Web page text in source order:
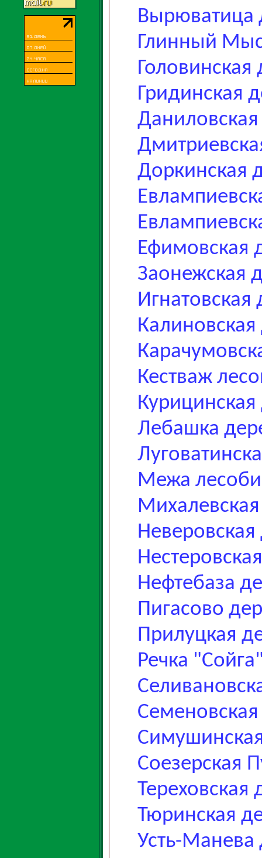
Вырюватица
Глинный
Головинская
Гридинская
Доркинская
Ефимовская
Заонежская
Игнатовская
Кестваж
Лебашка
Межа
Нефтебаза
Пигасово
Прилуцкая
Речка
Соезерская
Тереховская
Тюринская
Усть-Манева